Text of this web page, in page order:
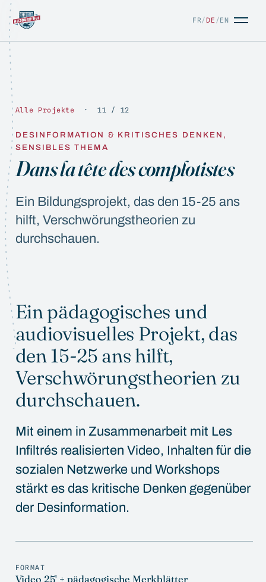
FR/ DE/EN
FR/DE/EN
Alle Projekte · 11 / 12
DESINFORMATION & KRITISCHES DENKEN,
SENSIBLES THEMA
Dans la tête des complotistes
Ein Bildungsprojekt, das den 15-25 ans
hilft, Verschwörungstheorien zu
durchschauen.
Ein pädagogisches und
audiovisuelles Projekt, das
den 15-25 ans hilft,
Verschwörungstheorien zu
durchschauen.
Mit einem in Zusammenarbeit mit Les
Infiltrés realisierten Video, Inhalten für die
sozialen Netzwerke und Workshops
stärkt es das kritische Denken gegenüber
der Desinformation.
FORMAT
Video 25' + pädagogische Merkblätter